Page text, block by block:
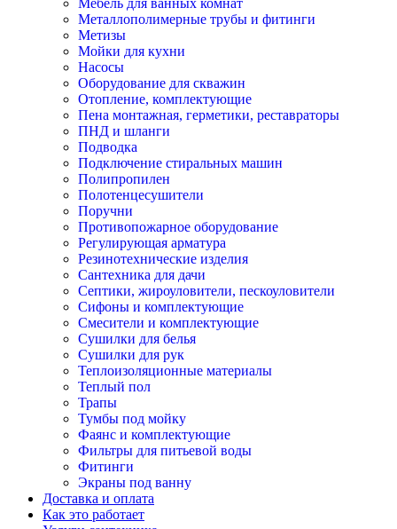
Мебель для ванных комнат
Металлополимерные трубы и фитинги
Метизы
Мойки для кухни
Насосы
Оборудование для скважин
Отопление, комплектующие
Пена монтажная, герметики, реставраторы
ПНД и шланги
Подводка
Подключение стиральных машин
Полипропилен
Полотенцесушители
Поручни
Противопожарное оборудование
Регулирующая арматура
Резинотехнические изделия
Сантехника для дачи
Септики, жироуловители, пескоуловители
Сифоны и комплектующие
Смесители и комплектующие
Сушилки для белья
Сушилки для рук
Теплоизоляционные материалы
Теплый пол
Трапы
Тумбы под мойку
Фаянс и комплектующие
Фильтры для питьевой воды
Фитинги
Экраны под ванну
Доставка и оплата
Как это работает